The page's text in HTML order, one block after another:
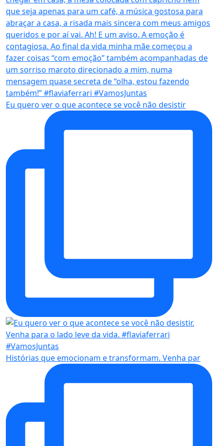
Eu quero ver o que acontece se você não desistir
Histórias que emocionam e transformam. Venha par